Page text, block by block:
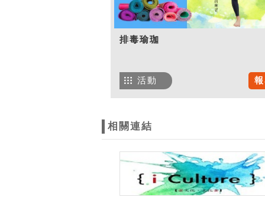
排毒瑜珈
活動
相關連結